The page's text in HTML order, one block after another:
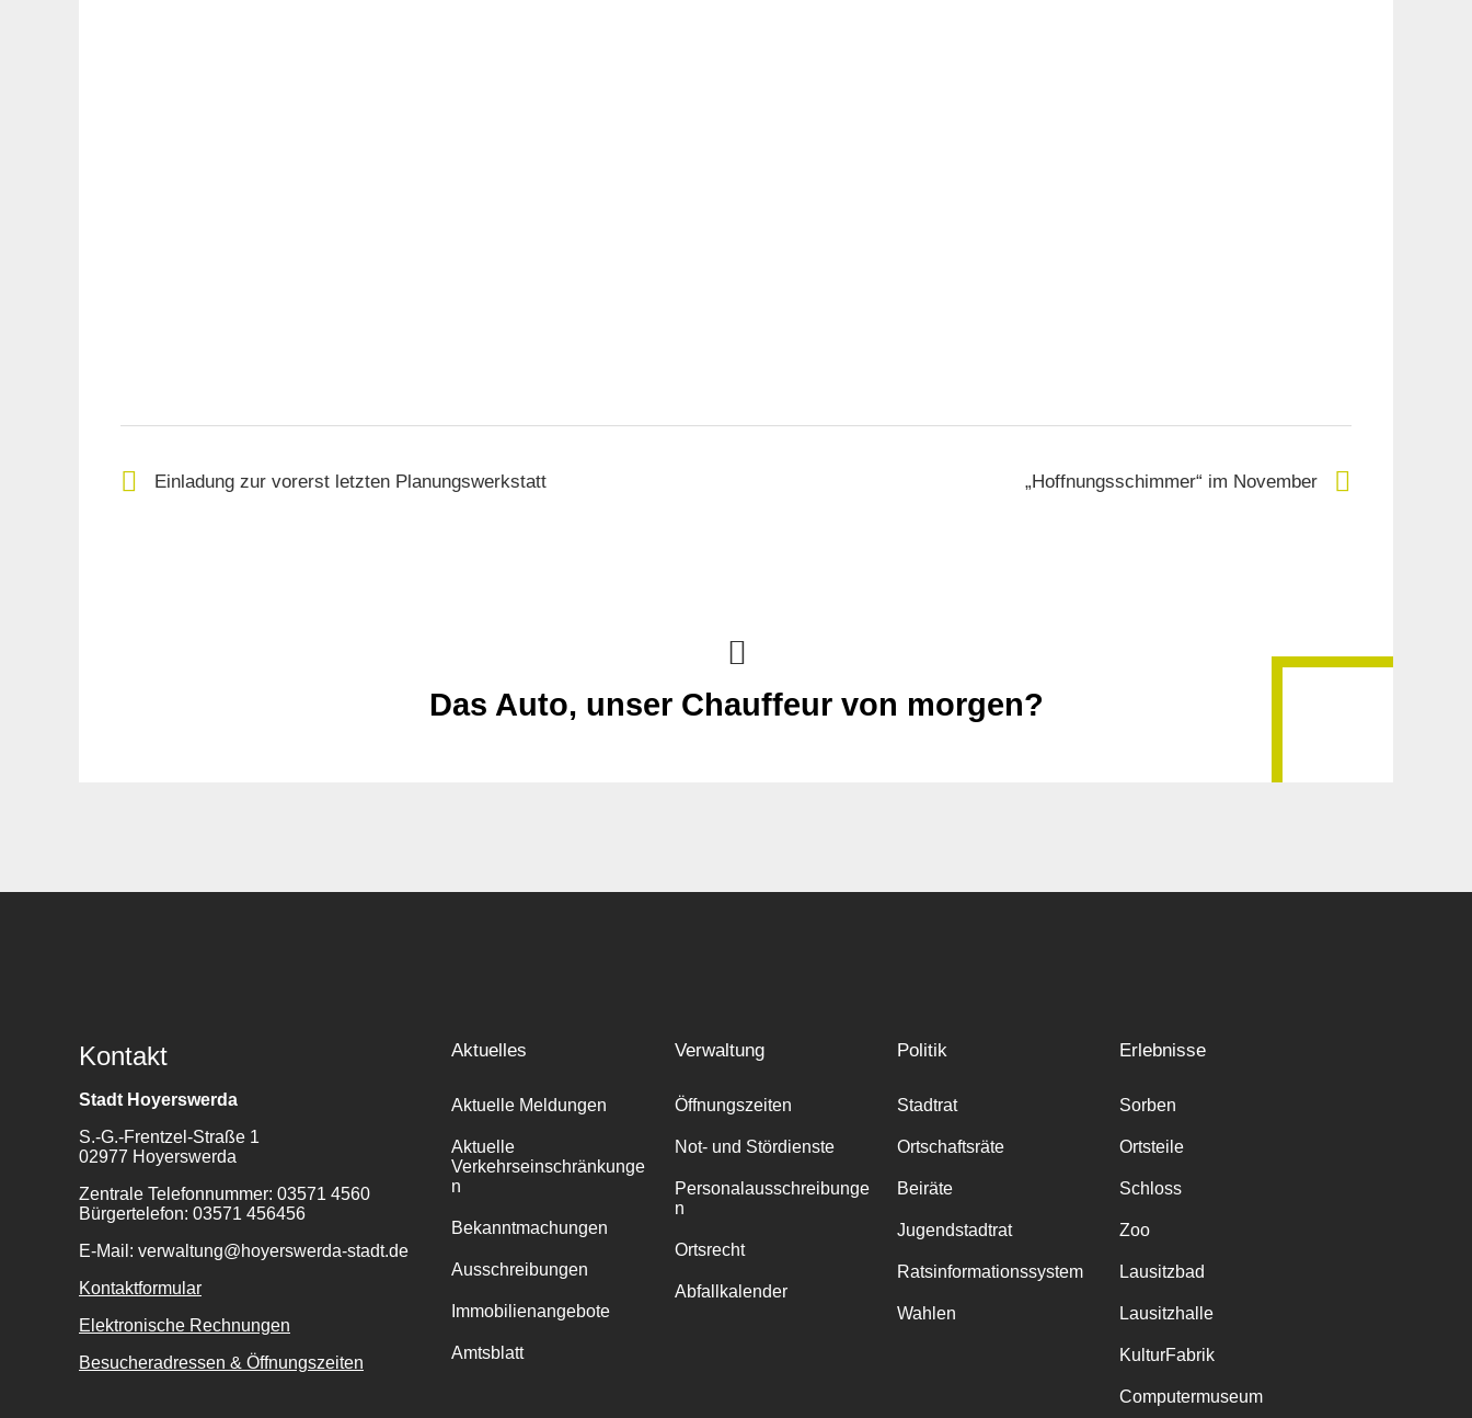
Einladung zur vorerst letzten Planungswerkstatt „Hoffnungsschimmer“ im November
Das Auto, unser Chauffeur von morgen?
Kontakt
Stadt Hoyerswerda
S.-G.-Frentzel-Straße 1
02977 Hoyerswerda
Zentrale Telefonnummer: 03571 4560
Bürgertelefon: 03571 456456
E-Mail: verwaltung@hoyerswerda-stadt.de
Kontaktformular
Elektronische Rechnungen
Besucheradressen & Öffnungszeiten
Aktuelles
Aktuelle Meldungen
Aktuelle
Verkehrseinschränkunge
n
Bekanntmachungen
Ausschreibungen
Immobilienangebote
Amtsblatt
Verwaltung
Öffnungszeiten
Not- und Stördienste
Personalausschreibunge
n
Ortsrecht
Abfallkalender
Politik
Stadtrat
Ortschaftsräte
Beiräte
Jugendstadtrat
Ratsinformationssystem
Wahlen
Erlebnisse
Sorben
Ortsteile
Schloss
Zoo
Lausitzbad
Lausitzhalle
KulturFabrik
Computermuseum